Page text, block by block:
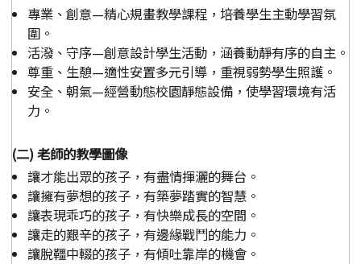
專業、創意—精心規畫教學課程，培養學生主動學習氛
圍。
活潑、守序—創意設計學生活動，涵養動靜有序的自主。
尊重、生憩—適性安置多元引導，重視弱勢學生照護。
安全、朝氣—經營動態校園靜態設備，使學習環境有活
力。
(二) 老師的教學圖像
讓才能出眾的孩子，有盡情揮灑的舞台。
讓擁有夢想的孩子，有築夢踏實的智慧。
讓表現乖巧的孩子，有快樂成長的空間。
讓走的艱辛的孩子，有邊緣戰鬥的能力。
讓脫韁中輟的孩子，有傾吐靠岸的機會。